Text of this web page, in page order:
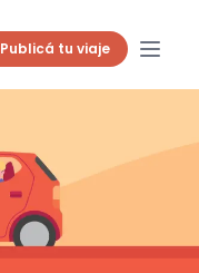
Publicá tu viaje